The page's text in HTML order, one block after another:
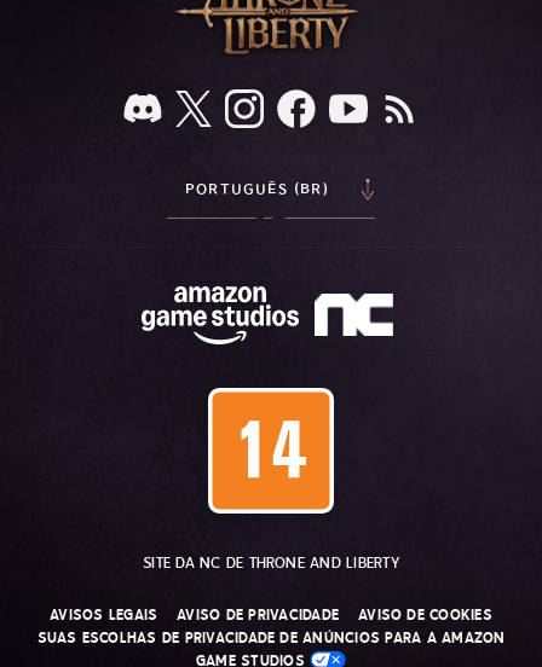
PORTUGUÊS (BR)
SITE DA NC DE THRONE AND LIBERTY
AVISOS LEGAIS AVISO DE PRIVACIDADE
AVISO DE COOKIES
SUAS ESCOLHAS DE PRIVACIDADE DE ANÚNCIOS PARA A AMAZON
GAME STUDIOS